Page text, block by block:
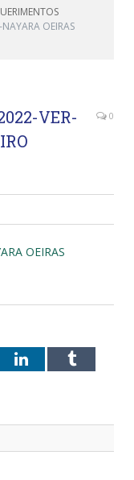
OEIRAS
VER-
0
OEIRAS
LinkedInTumblr